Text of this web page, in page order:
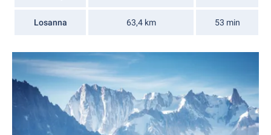
Losanna 63,4 km 53 min